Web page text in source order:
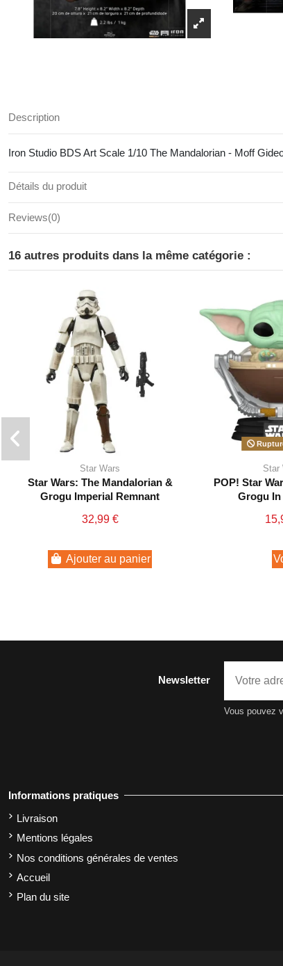
Description
Iron Studio BDS Art Scale 1/10 The Mandalorian - Moff
Détails du produit
Reviews(0)
16 autres produits dans la même catégorie :
Star Wars
Star Wars: The Mandalorian &
Grogu Imperial Remnant
32,99 €
Ajouter au panier
Star
POP! Star
Grogu In
Newsletter
Vous pouvez
Informations pratiques
Livraison
Mentions légales
Nos conditions générales de ventes
Accueil
Plan du site